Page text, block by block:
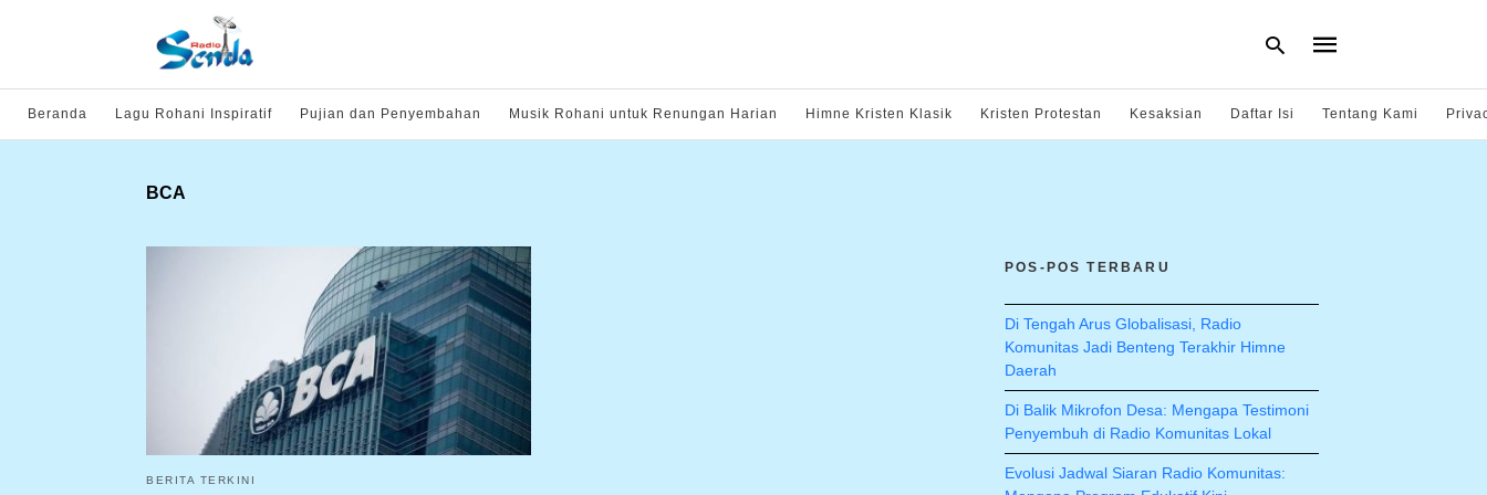
Beranda Lagu Rohani Inspiratif Pujian dan Penyembahan Musik Rohani untuk Renungan Harian Himne Kristen Klasik Kristen Protestan Kesaksian Daftar Isi Tentang Kami
BCA
BERITA TERKINI
POS-POS TERBARU
Di Tengah Arus Globalisasi, Radio
Komunitas Jadi Benteng Terakhir Himne
Daerah
Di Balik Mikrofon Desa: Mengapa Testimoni
Penyembuh di Radio Komunitas Lokal
Evolusi Jadwal Siaran Radio Komunitas: